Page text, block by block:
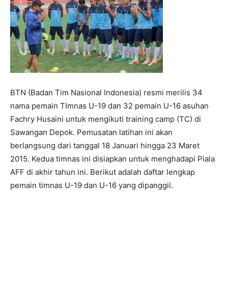
BTN (Badan Tim Nasional Indonesia) resmi merilis 34
nama pemain TImnas U-19 dan 32 pemain U-16 asuhan
Fachry Husaini untuk mengikuti training camp (TC) di
Sawangan Depok. Pemusatan latihan ini akan
berlangsung dari tanggal 18 Januari hingga 23 Maret
2015. Kedua timnas ini disiapkan untuk menghadapi Piala
AFF di akhir tahun ini. Berikut adalah daftar lengkap
pemain timnas U-19 dan U-16 yang dipanggil.